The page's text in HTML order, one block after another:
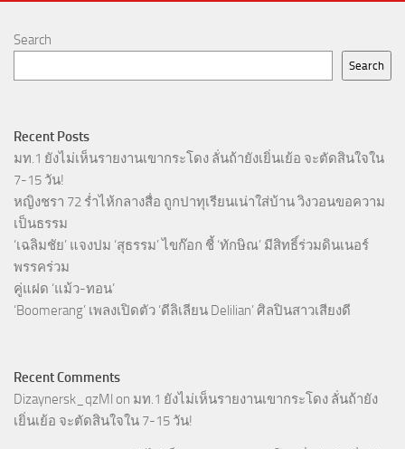
Search
Search
Recent Posts
มท.1 ยังไม่เห็นรายงานเขากระโดง ลั่นถ้ายังเยิ่นเย้อ จะตัดสินใจใน
7-15 วัน!
หญิงชรา 72 ร่ำไห้กลางสื่อ ถูกปาทุเรียนเน่าใส่บ้าน วิงวอนขอความ
เป็นธรรม
‘เฉลิมชัย’ แจงปม ‘สุธรรม’ ไขก๊อก ชี้ ‘ทักษิณ’ มีสิทธิ์ร่วมดินเนอร์
พรรคร่วม
คู่แฝด ‘แม้ว-ทอน’
‘Boomerang’ เพลงเปิดตัว ‘ดีลิเลียน Delilian’ ศิลปินสาวเสียงดี
Recent Comments
Dizaynersk_qzMl on มท.1 ยังไม่เห็นรายงานเขากระโดง ลั่นถ้ายัง
เยิ่นเย้อ จะตัดสินใจใน 7-15 วัน!